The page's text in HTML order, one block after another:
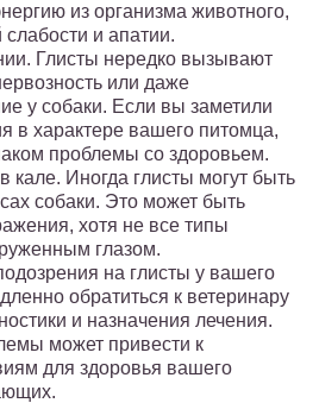
из организма животного,
и апатии.
Глисты нередко вызывают
или даже
у собаки. Если вы заметили
в характере вашего питомца,
проблемы со здоровьем.
кале. Иногда глисты могут быть
собаки. Это может быть
хотя не все типы
глазом.
на глисты у вашего
обратиться к ветеринару
и назначения лечения.
может привести к
для здоровья вашего